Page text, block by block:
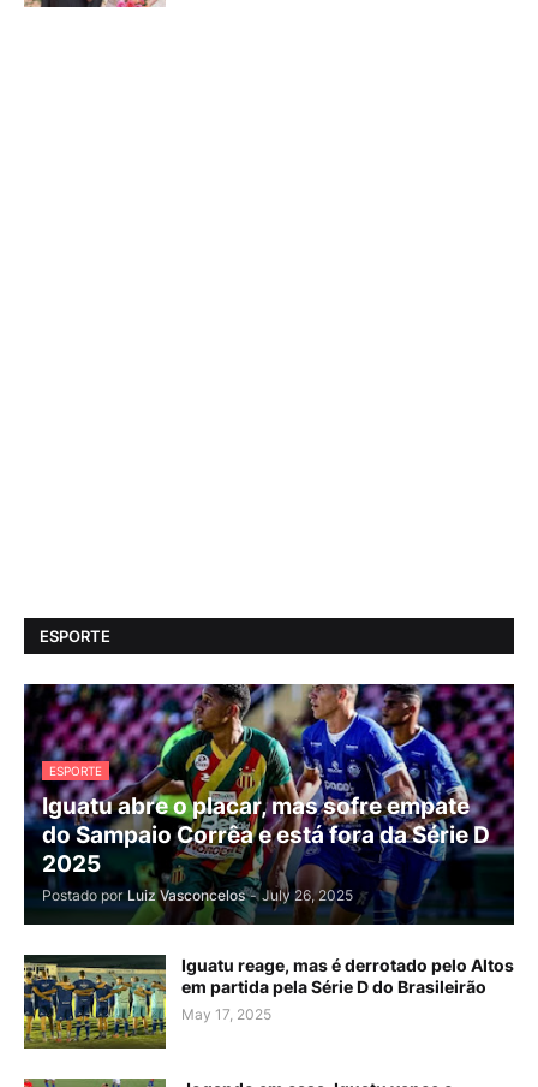
ESPORTE
ESPORTE
Iguatu abre o placar, mas sofre empate
do Sampaio Corrêa e está fora da Série D
2025
Postado por Luiz Vasconcelos - July 26, 2025
Iguatu reage, mas é derrotado pelo Altos
em partida pela Série D do Brasileirão
May 17, 2025